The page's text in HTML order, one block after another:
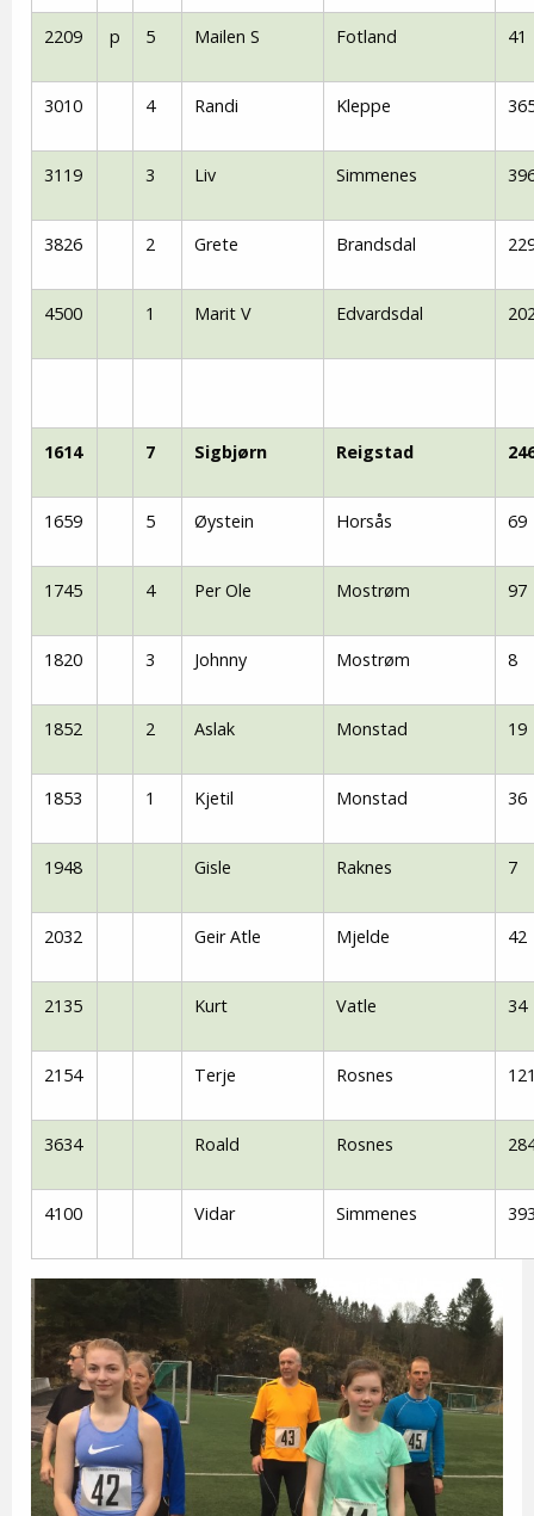
2209 p 5 Mailen S Fotland 41
3010 4 Randi Kleppe
3119 3 Liv Simmenes
3826 2 Grete Brandsdal
4500 1 Marit V Edvardsdal
1614 7 Sigbjørn Reigstad
1659 5 Øystein Horsås 69
1745 4 Per Ole Mostrøm 97
1820 3 Johnny Mostrøm 8
1852 2 Aslak Monstad 19
1853 1 Kjetil Monstad 36
1948 Gisle Raknes 7
2032 Geir Atle Mjelde 42
2135 Kurt Vatle 34
2154 Terje Rosnes
3634 Roald Rosnes
4100 Vidar Simmenes